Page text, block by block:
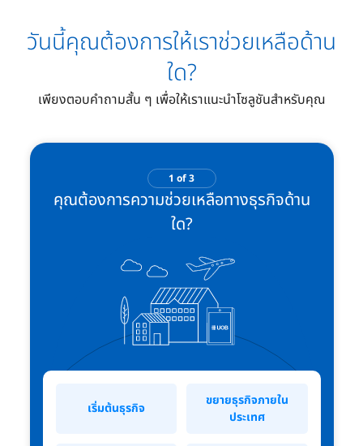
วันนี้คุณต้องการให้เราช่วยเหลือด้าน
ใด?
เพียงตอบคำถามสั้น ๆ เพื่อให้เราแนะนำโซลูชันสำหรับคุณ
1 of 3
คุณต้องการความช่วยเหลือทางธุรกิจด้าน
ใด?
เริ่มต้นธุรกิจ
ขยายธุรกิจภายใน
ประเทศ